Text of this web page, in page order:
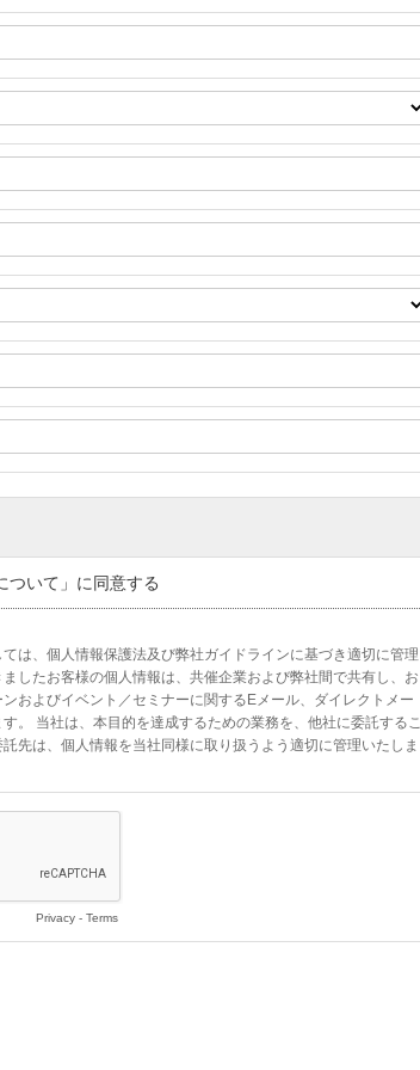
ついて」に同意する
は、個人情報保護法及び弊社ガイドラインに基づき適切に管理
したお客様の個人情報は、共催企業および弊社間で共有し、お
およびイベント／セミナーに関するEメール、ダイレクトメー
。 当社は、本目的を達成するための業務を、他社に委託するこ
先は、個人情報を当社同様に取り扱うよう適切に管理いたしま
Privacy - Terms